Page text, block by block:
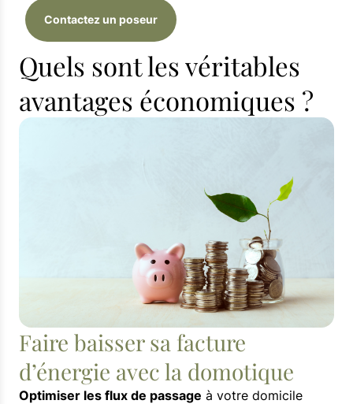
Contactez un poseur
Quels sont les véritables
avantages économiques ?
Faire baisser sa facture
d’énergie avec la domotique
Optimiser les flux de passage à votre domicile